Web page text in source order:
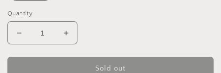
Quantity
Decrease
quantity
for
Increase
quantity
for
Sold out